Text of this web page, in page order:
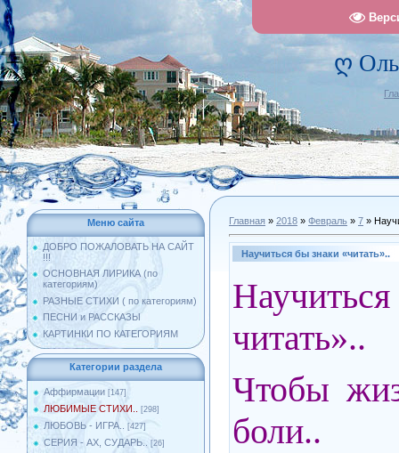
ღ
Меню сайта
ДОБРО ПОЖАЛОВАТЬ НА САЙТ
!!!
ОСНОВНАЯ ЛИРИКА (по
категориям)
РАЗНЫЕ СТИХИ ( по категориям)
ПЕСНИ и РАССКАЗЫ
КАРТИНКИ ПО КАТЕГОРИЯМ
Категории раздела
Аффирмации [147]
ЛЮБИМЫЕ СТИХИ.. [298]
ЛЮБОВЬ - ИГРА.. [427]
СЕРИЯ - АХ, СУДАРЬ.. [26]
Главная » 2018 » Февраль » 7 »
Научиться бы знаки «читать»..
читать»..
Чтобы
боли..